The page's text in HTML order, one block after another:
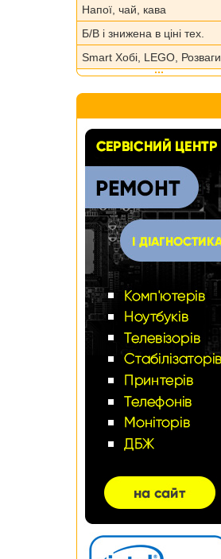
Напої, чай, кава
Б/В і знижена в ціні тех.
Smart Хобі, LEGO, Розваги